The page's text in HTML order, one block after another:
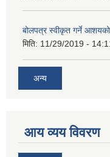
बोलपत्र स्वीकृत गर्ने
मिति: 11/29/2019 -
अन्य
आय व्यय विवरण